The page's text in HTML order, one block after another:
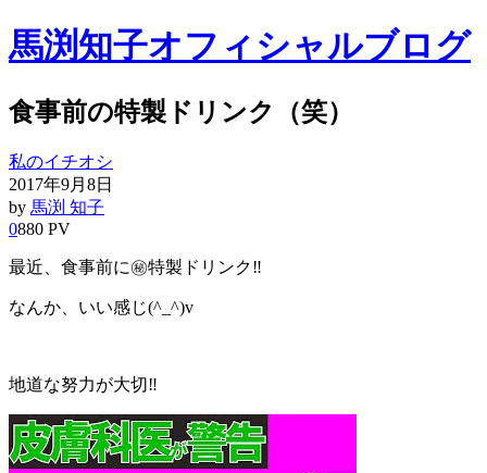
馬渕知子オフィシャルブログ
食事前の特製ドリンク（笑）
私のイチオシ
2017年9月8日
by 馬渕 知子
0880 PV
最近、食事前に㊙︎特製ドリンク‼︎
なんか、いい感じ(^_^)v
地道な努力が大切‼︎